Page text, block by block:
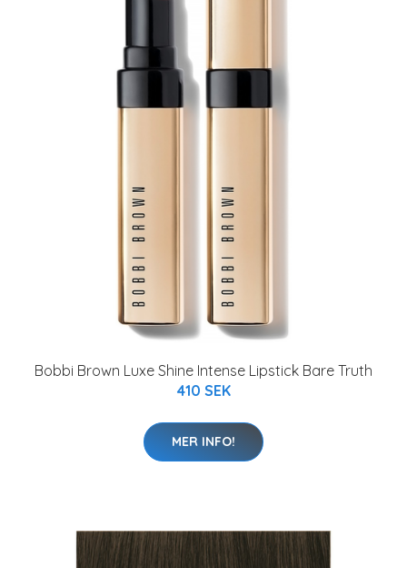
Bobbi Brown Luxe Shine Intense Lipstick Bare Truth
410 SEK
MER INFO!